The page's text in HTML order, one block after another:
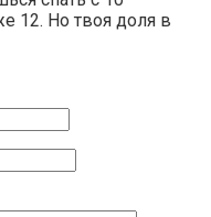
12. Но твоя доля в